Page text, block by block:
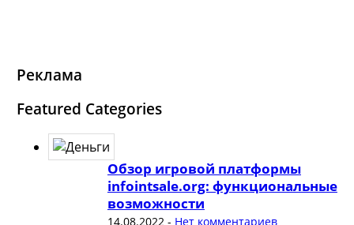
Реклама
Featured Categories
Обзор игровой платформы
infointsale.org: функциональные
возможности
14.08.2022- Нет комментариев